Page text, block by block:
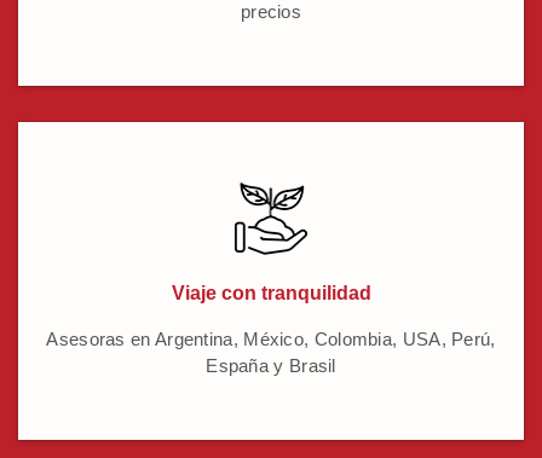
precios
Viaje con tranquilidad
Asesoras en Argentina, México, Colombia, USA, Perú,
España y Brasil